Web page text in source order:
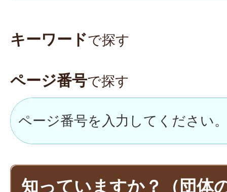
キーワードで探す
ページ番号で探す
知っていますか？（団体